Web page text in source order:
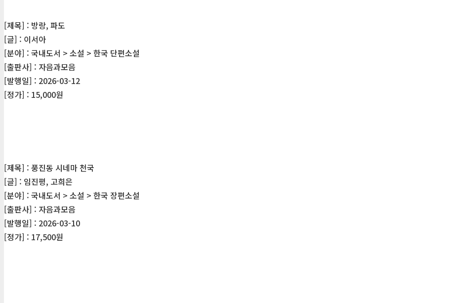
[제목] : 방랑, 파도
[글] : 이서아
[분야] : 국내도서 > 소설 > 한국 단편소설
[출판사] : 자음과모음
[발행일] : 2026-03-12
[정가] : 15,000원
[제목] : 풍진동 시네마 천국
[글] : 임진평, 고희은
[분야] : 국내도서 > 소설 > 한국 장편소설
[출판사] : 자음과모음
[발행일] : 2026-03-10
[정가] : 17,500원